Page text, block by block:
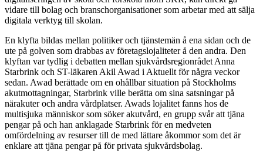
vidare till bolag och branschorganisationer som arbetar med att sälja
digitala verktyg till skolan.
En klyfta bildas mellan politiker och tjänstemän å ena sidan och de
ute på golven som drabbas av företagslojaliteter å den andra. Den
klyftan var tydlig i debatten mellan sjukvårdsregionrådet Anna
Starbrink och ST-läkaren Akil Awad i Aktuellt för några veckor
sedan. Awad berättade om en ohållbar situation på Stockholms
akutmottagningar, Starbrink ville berätta om sina satsningar på
närakuter och andra vårdplatser. Awads lojalitet fanns hos de
multisjuka människor som söker akutvård, en grupp svår att tjäna
pengar på och han anklagade Starbrink för en medveten
omfördelning av resurser till de med lättare åkommor som det är
enklare att tjäna pengar på för privata sjukvårdsbolag.